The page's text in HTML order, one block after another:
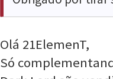
Olá 21ElemenT,
Só